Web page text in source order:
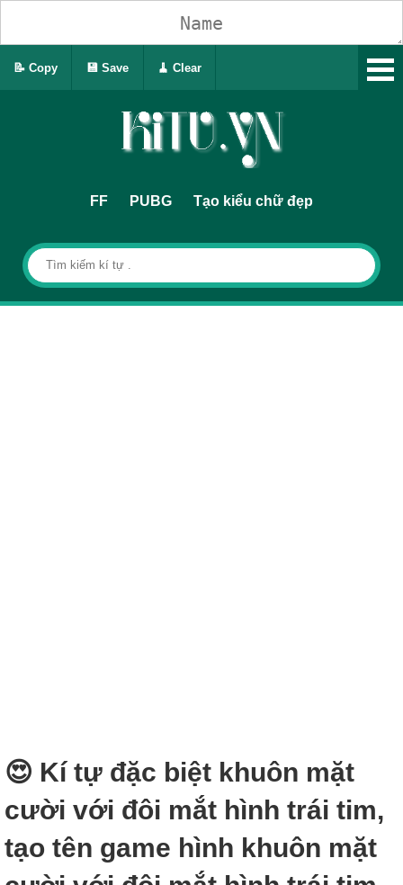
FF PUBG Tạo kiểu chữ đẹp
😍 Kí tự đặc biệt khuôn mặt
cười với đôi mắt hình trái tim,
tạo tên game hình khuôn mặt
📝 Copy 💾 Save 🧹 Clear